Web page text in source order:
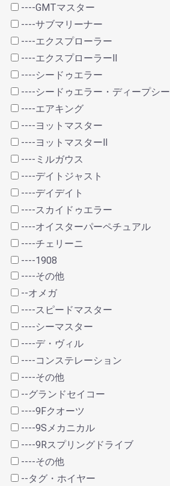
----GMTマスター
----サブマリーナー
----エクスプローラー
----エクスプローラーⅡ
----シードゥエラー
----シードゥエラー・ディープシー
----エアキング
----ヨットマスター
----ヨットマスターⅡ
----ミルガウス
----デイトジャスト
----デイデイト
----スカイドゥエラー
----オイスターパーペチュアル
----チェリーニ
----1908
----その他
--オメガ
----スピードマスター
----シーマスター
----デ・ヴィル
----コンステレーション
----その他
--グランドセイコー
----9Fクオーツ
----9Sメカニカル
----9Rスプリングドライブ
----その他
--タグ・ホイヤー